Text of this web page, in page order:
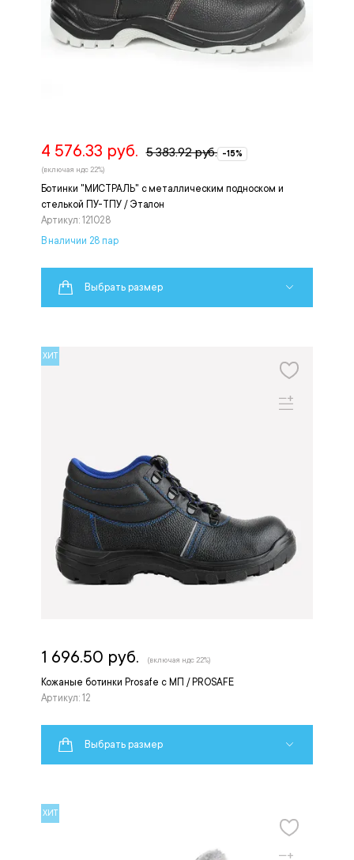
Ботинки "МИСТРАЛЬ" с металлическим подноском и
стелькой ПУ-ТПУ / Эталон
Артикул: 121028
4 576.33 руб. 5 383.92 руб. -15%
(включая ндс 22%)
В наличии 28 пар
Выбрать размер
ХИТ
Кожаные ботинки Prosafe c МП / PROSAFE
Артикул: 12
1 696.50 руб. (включая ндс 22%)
Выбрать размер
ХИТ